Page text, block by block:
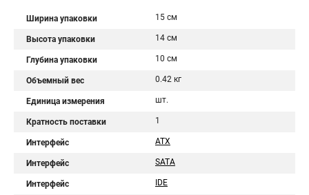
Ширина упаковки 15 см
Высота упаковки 14 см
Глубина упаковки 10 см
Объемный вес 0.42 кг
Единица измерения шт.
Кратность поставки 1
Интерфейс ATX
Интерфейс SATA
Интерфейс IDE